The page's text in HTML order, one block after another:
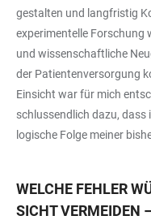
gestalten und langfristig
experimentelle Forschung
und wissenschaftliche
der Patientenversorgung
Einsicht war für mich
schlussendlich dazu, dass
logische Folge meiner
WELCHE FEHLER
SICHT VERMEIDEN